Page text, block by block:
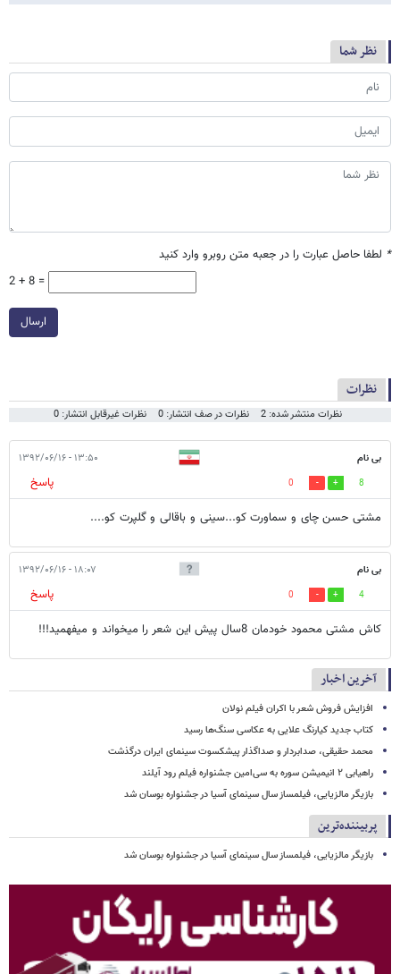
نظر شما
* لطفا حاصل عبارت را در جعبه متن روبرو وارد کنید
2 + 8 =
ارسال
نظرات
نظرات منتشر شده: 2 نظرات در صف انتشار: 0 نظرات غیرقابل انتشار: 0
بی نام ۱۳:۵۰ - ۱۳۹۲/۰۶/۱۶
8
0
پاسخ
مشتی حسن چای و سماورت کو...سینی و باقالی و گلپرت کو....
بی نام ۱۸:۰۷ - ۱۳۹۲/۰۶/۱۶
4
0
پاسخ
کاش مشتی محمود خودمان 8سال پیش این شعر را میخواند و میفهمید!!!
آخرین اخبار
افزایش فروش شعر با اکران فیلم نولان
کتاب جدید کیارنگ علایی به عکاسی سنگ‌ها رسید
محمد حقیقی، صدابردار و صداگذار پیشکسوت سینمای ایران درگذشت
راهیابی ۲ انیمیشن سوره به سی‌امین جشنواره فیلم رود آیلند
بازیگر مالزیایی، فیلمساز سال سینمای آسیا در جشنواره بوسان شد
پربیننده‌ترین
بازیگر مالزیایی، فیلمساز سال سینمای آسیا در جشنواره بوسان شد